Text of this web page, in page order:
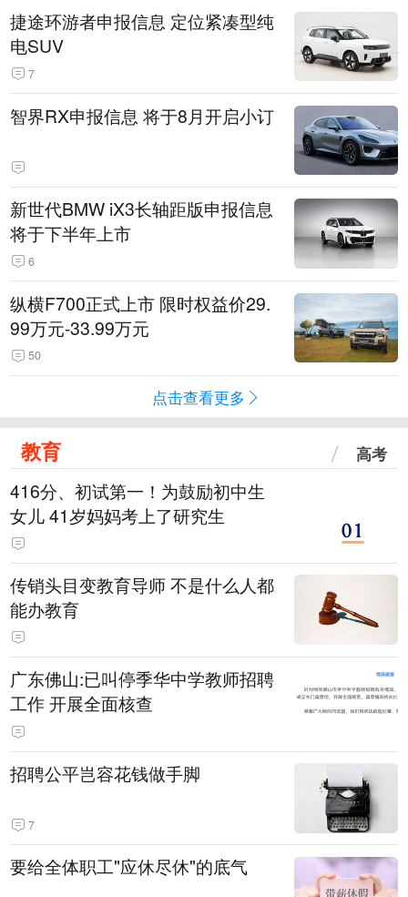
捷途环游者申报信息 定位紧凑型纯
电SUV
7
智界RX申报信息 将于8月开启小订
新世代BMW iX3长轴距版申报信息
将于下半年上市
6
纵横F700正式上市 限时权益价29.
99万元-33.99万元
50
点击查看更多
教育 高考
416分、初试第一！为鼓励初中生
女儿 41岁妈妈考上了研究生
传销头目变教育导师 不是什么人都
能办教育
广东佛山:已叫停季华中学教师招聘
工作 开展全面核查
招聘公平岂容花钱做手脚
7
要给全体职工"应休尽休"的底气